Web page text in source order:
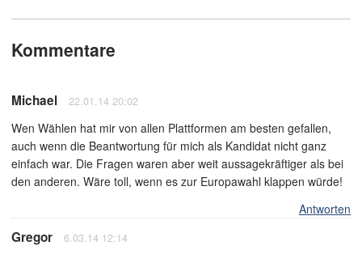
Kommentare
Michael 22.01.14 20:02
Wen Wählen hat mir von allen Plattformen am besten gefallen,
auch wenn die Beantwortung für mich als Kandidat nicht ganz
einfach war. Die Fragen waren aber weit aussagekräftiger als bei
den anderen. Wäre toll, wenn es zur Europawahl klappen würde!
Antworten
Gregor 6.03.14 12:14